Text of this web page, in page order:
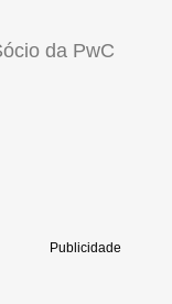
da PwC